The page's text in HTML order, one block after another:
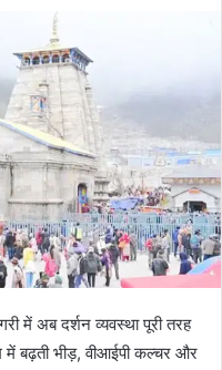
में अब दर्शन व्यवस्था पूरी तरह
में बढ़ती भीड़, वीआईपी कल्चर और